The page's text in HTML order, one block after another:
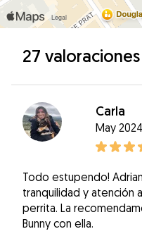
27 valoraciones
Carla
May 2024
Todo estupendo!
tranquilidad y atención
perrita. La
Bunny con ella.